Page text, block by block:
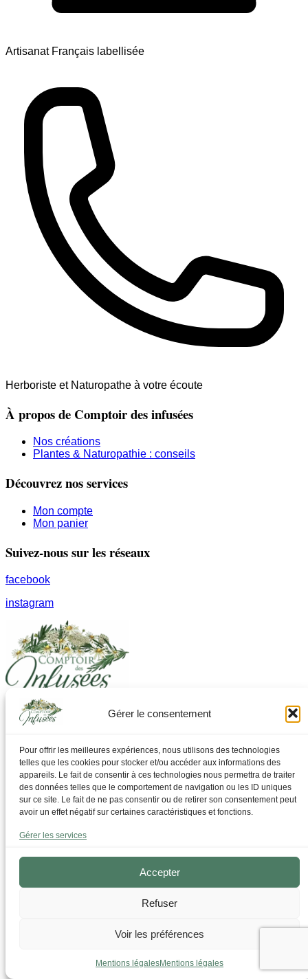
Gérer le consentement
Pour offrir les meilleures expériences, nous utilisons des technologies
telles que les cookies pour stocker et/ou accéder aux informations des
appareils. Le fait de consentir à ces technologies nous permettra de traiter
des données telles que le comportement de navigation ou les ID uniques
sur ce site. Le fait de ne pas consentir ou de retirer son consentement peut
avoir un effet négatif sur certaines caractéristiques et fonctions.
Gérer les services
Accepter
Refuser
Voir les préférences
Mentions légalesMentions légales
Artisanat Français labellisée
Herboriste et Naturopathe à votre écoute
À propos de Comptoir des infusées
Nos créations
Plantes & Naturopathie : conseils
Découvrez nos services
Mon compte
Mon panier
Suivez-nous sur les réseaux
facebook
instagram
Laissez-vous guider pour trouver ce dont vous avez
besoin
Par Thématique
Allergies I Refroidissement
Articulations | os | Muscles
Circulation | Jambes lourdes
Confort urinaire
Détente | Relaxation
Drainage | Perte de poids
Femmes | Cycles
Foie | Métabolisme | Sucres
Immunité | Vitalité
Peau | Ongles | Cheveux
Tisanes bien-être